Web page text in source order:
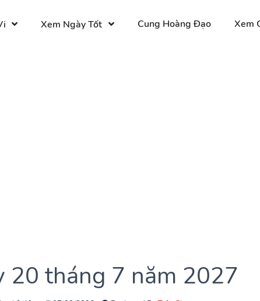
Xem Ngày Tốt Cung Hoàng Đạo Xem
20 tháng 7 năm 2027